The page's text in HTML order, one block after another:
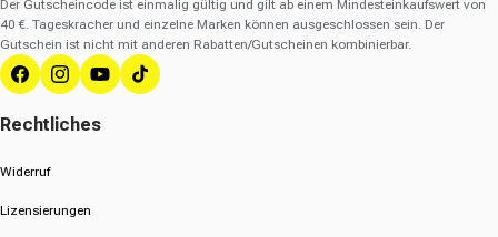
Der Gutscheincode ist einmalig gültig und gilt ab einem Mindesteinkaufswert von
40 €. Tageskracher und einzelne Marken können ausgeschlossen sein. Der
Gutschein ist nicht mit anderen Rabatten/Gutscheinen kombinierbar.
FacebookInstagram
YouTubeTikTok
Rechtliches
Widerruf
Lizensierungen